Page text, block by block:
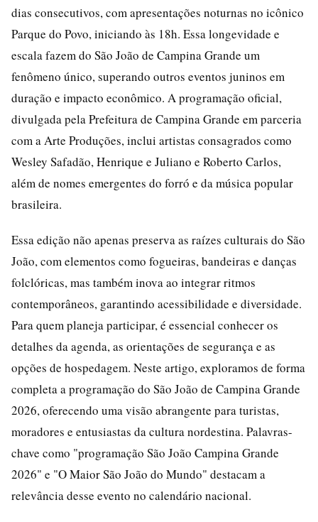
dias consecutivos, com apresentações noturnas no icônico
Parque do Povo, iniciando às 18h. Essa longevidade e
escala fazem do São João de Campina Grande um
fenômeno único, superando outros eventos juninos em
duração e impacto econômico. A programação oficial,
divulgada pela Prefeitura de Campina Grande em parceria
com a Arte Produções, inclui artistas consagrados como
Wesley Safadão, Henrique e Juliano e Roberto Carlos,
além de nomes emergentes do forró e da música popular
brasileira.
Essa edição não apenas preserva as raízes culturais do São
João, com elementos como fogueiras, bandeiras e danças
folclóricas, mas também inova ao integrar ritmos
contemporâneos, garantindo acessibilidade e diversidade.
Para quem planeja participar, é essencial conhecer os
detalhes da agenda, as orientações de segurança e as
opções de hospedagem. Neste artigo, exploramos de forma
completa a programação do São João de Campina Grande
2026, oferecendo uma visão abrangente para turistas,
moradores e entusiastas da cultura nordestina. Palavras-
chave como "programação São João Campina Grande
2026" e "O Maior São João do Mundo" destacam a
relevância desse evento no calendário nacional.